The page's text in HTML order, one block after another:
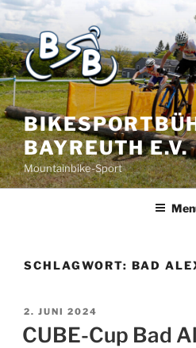
BAYREUTH E.V.
Mountainbike-Sport
SCHLAGWORT: BAD
2. JUNI 2024
CUBE-Cup Bad